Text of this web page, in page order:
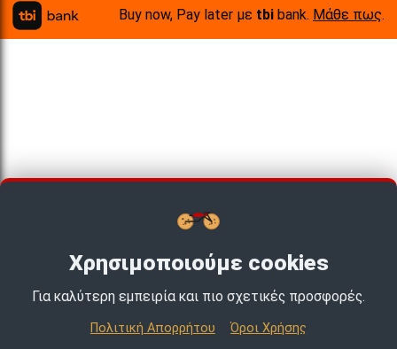
Buy now, Pay later με tbi bank. Μάθε πως.
Χρησιμοποιούμε cookies
Για καλύτερη εμπειρία και πιο σχετικές προσφορές.
Πολιτική Απορρήτου Όροι Χρήσης